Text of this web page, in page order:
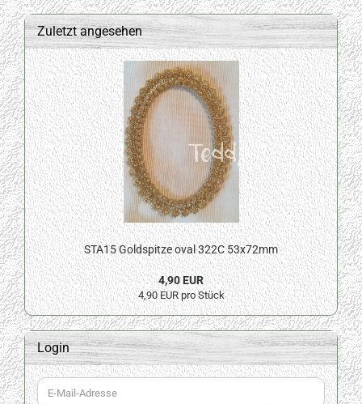
Zuletzt angesehen
STA15 Goldspitze oval 322C 53x72mm
4,90 EUR
4,90 EUR pro Stück
Login
E-